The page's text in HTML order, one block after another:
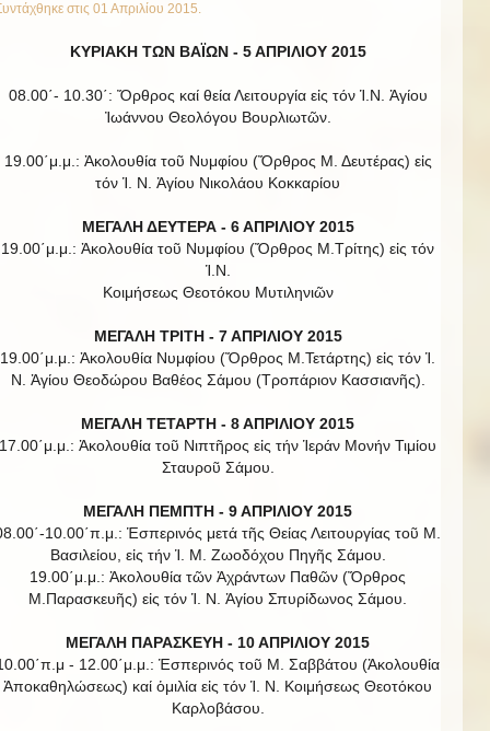
στις 01 Απριλίου 2015.
ΚΥΡΙΑΚΗ ΤΩΝ ΒΑΪΩΝ - 5 ΑΠΡΙΛΙΟΥ 2015
08.00΄- 10.30΄: Ὄρθρος καί θεία Λειτουργία εἰς τόν Ἱ.Ν. Ἁγίου
Ἰωάννου Θεολόγου Βουρλιωτῶν.
19.00΄μ.μ.: Ἀκολουθία τοῦ Νυμφίου (Ὄρθρος Μ. Δευτέρας) εἰς
τόν Ἱ. Ν. Ἁγίου Νικολάου Κοκκαρίου
ΜΕΓΑΛΗ ΔΕΥΤΕΡΑ - 6 ΑΠΡΙΛΙΟΥ 2015
19.00΄μ.μ.: Ἀκολουθία τοῦ Νυμφίου (Ὄρθρος Μ.Τρίτης) εἰς τόν
Ἱ.Ν.
Κοιμήσεως Θεοτόκου Μυτιληνιῶν
ΜΕΓΑΛΗ ΤΡΙΤΗ - 7 ΑΠΡΙΛΙΟΥ 2015
19.00΄μ.μ.: Ἀκολουθία Νυμφίου (Ὄρθρος Μ.Τετάρτης) εἰς τόν Ἱ.
Ν. Ἁγίου Θεοδώρου Βαθέος Σάμου (Τροπάριον Κασσιανῆς).
ΜΕΓΑΛΗ ΤΕΤΑΡΤΗ - 8 ΑΠΡΙΛΙΟΥ 2015
17.00΄μ.μ.: Ἀκολουθία τοῦ Νιπτῆρος εἰς τήν Ἱεράν Μονήν Τιμίου
Σταυροῦ Σάμου.
ΜΕΓΑΛΗ ΠΕΜΠΤΗ - 9 ΑΠΡΙΛΙΟΥ 2015
10.00΄π.μ.: Ἑσπερινός μετά τῆς Θείας Λειτουργίας τοῦ Μ.
Βασιλείου, εἰς τήν Ἱ. Μ. Ζωοδόχου Πηγῆς Σάμου.
19.00΄μ.μ.: Ἀκολουθία τῶν Ἀχράντων Παθῶν (Ὄρθρος
Μ.Παρασκευῆς) εἰς τόν Ἱ. Ν. Ἁγίου Σπυρίδωνος Σάμου.
ΜΕΓΑΛΗ ΠΑΡΑΣΚΕΥΗ - 10 ΑΠΡΙΛΙΟΥ 2015
- 12.00΄μ.μ.: Ἑσπερινός τοῦ Μ. Σαββάτου (Ἀκολουθία
Ἀποκαθηλώσεως) καί ὁμιλία εἰς τόν Ἱ. Ν. Κοιμήσεως Θεοτόκου
Καρλοβάσου.